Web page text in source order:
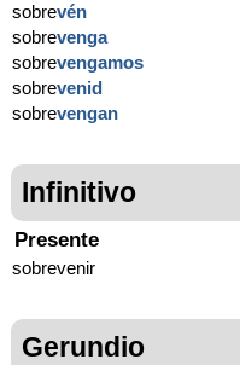
sobrevén
sobrevenga
sobrevengamos
sobrevenid
sobrevengan
Infinitivo
Presente
sobrevenir
Gerundio